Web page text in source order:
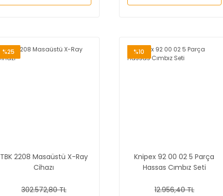
%25
TBK 2208 Masaüstü X-Ray
Cihazı
302.572,80 TL
%10
Knipex 92 00 02 5 Parça
Hassas Cımbız Seti
12.956,40 TL